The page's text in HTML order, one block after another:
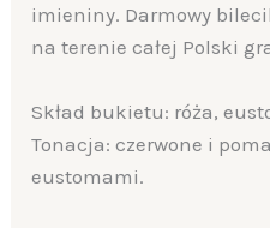
imieniny. Darmowy
na terenie całej Polski
Skład bukietu: róża,
Tonacja: czerwone i
eustomami.